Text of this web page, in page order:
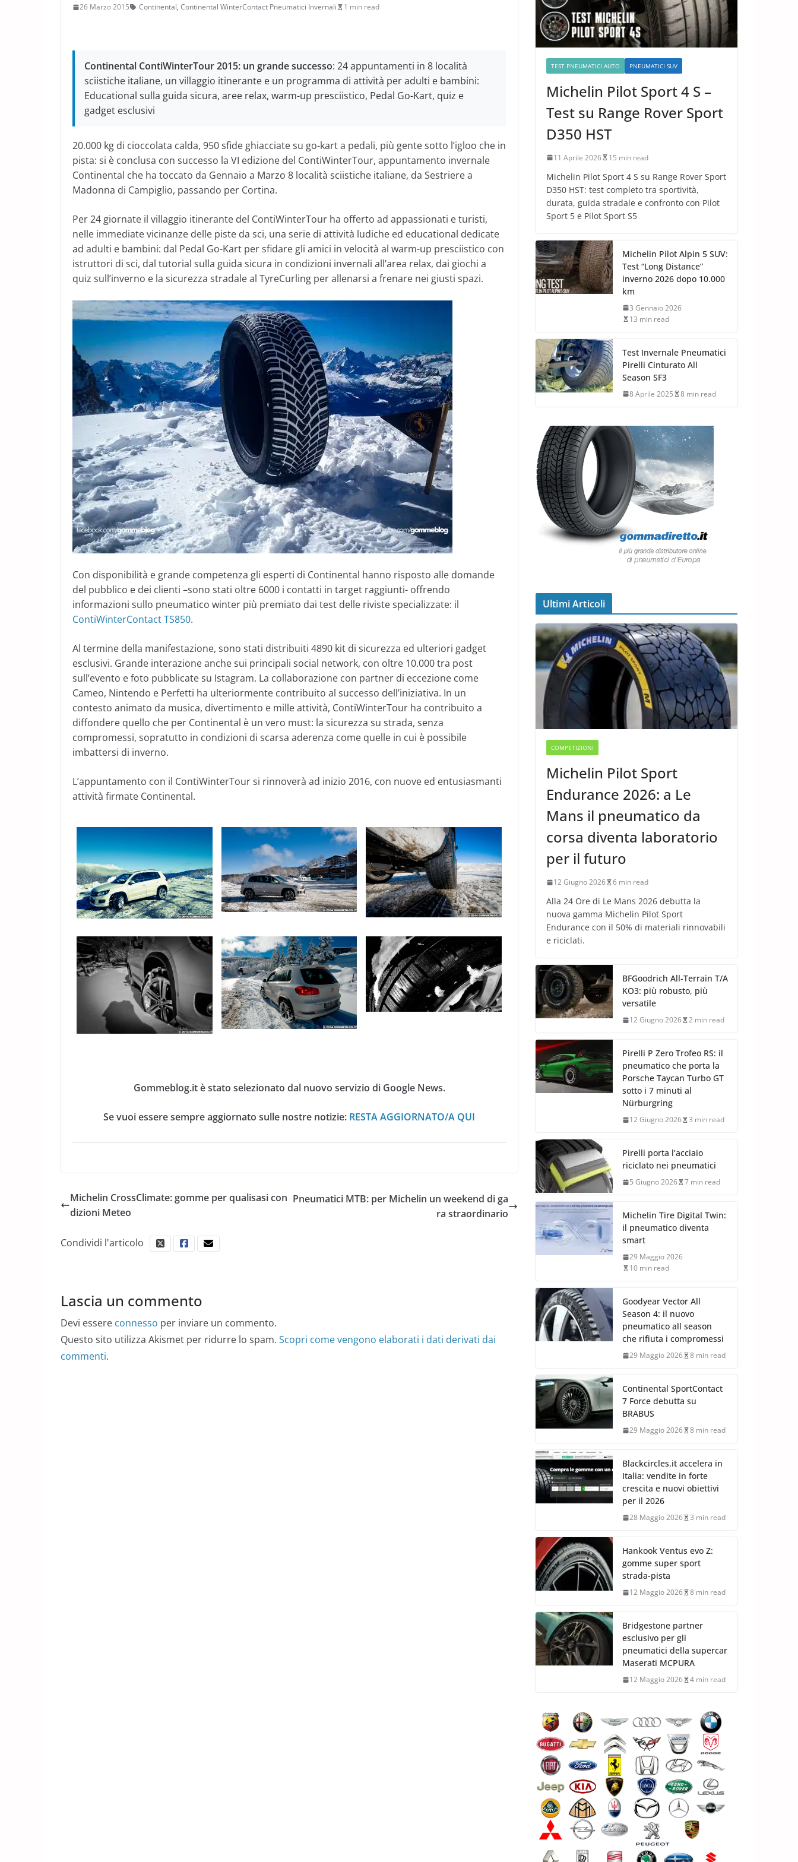
26 Marzo 2015 Continental, Continental WinterContact Pneumatici Invernali 1 min read
Continental ContiWinterTour 2015: un grande successo: 24 appuntamenti in 8 località
sciistiche italiane, un villaggio itinerante e un programma di attività per adulti e bambini:
Educational sulla guida sicura, aree relax, warm-up presciistico, Pedal Go-Kart, quiz e
gadget esclusivi
20.000 kg di cioccolata calda, 950 sfide ghiacciate su go-kart a pedali, più gente sotto l’igloo che in
pista: si è conclusa con successo la VI edizione del ContiWinterTour, appuntamento invernale
Continental che ha toccato da Gennaio a Marzo 8 località sciistiche italiane, da Sestriere a
Madonna di Campiglio, passando per Cortina.
Per 24 giornate il villaggio itinerante del ContiWinterTour ha offerto ad appassionati e turisti,
nelle immediate vicinanze delle piste da sci, una serie di attività ludiche ed educational dedicate
ad adulti e bambini: dal Pedal Go-Kart per sfidare gli amici in velocità al warm-up presciistico con
istruttori di sci, dal tutorial sulla guida sicura in condizioni invernali all’area relax, dai giochi a
quiz sull’inverno e la sicurezza stradale al TyreCurling per allenarsi a frenare nei giusti spazi.
Con disponibilità e grande competenza gli esperti di Continental hanno risposto alle domande
del pubblico e dei clienti –sono stati oltre 6000 i contatti in target raggiunti- offrendo
informazioni sullo pneumatico winter più premiato dai test delle riviste specializzate: il
ContiWinterContact TS850.
Al termine della manifestazione, sono stati distribuiti 4890 kit di sicurezza ed ulteriori gadget
esclusivi. Grande interazione anche sui principali social network, con oltre 10.000 tra post
sull’evento e foto pubblicate su Istagram. La collaborazione con partner di eccezione come
Cameo, Nintendo e Perfetti ha ulteriormente contribuito al successo dell’iniziativa. In un
contesto animato da musica, divertimento e mille attività, ContiWinterTour ha contribuito a
diffondere quello che per Continental è un vero must: la sicurezza su strada, senza
compromessi, sopratutto in condizioni di scarsa aderenza come quelle in cui è possibile
imbattersi di inverno.
L’appuntamento con il ContiWinterTour si rinnoverà ad inizio 2016, con nuove ed entusiasmanti
attività firmate Continental.
Gommeblog.it è stato selezionato dal nuovo servizio di Google News.
Se vuoi essere sempre aggiornato sulle nostre notizie: RESTA AGGIORNATO/A QUI
Michelin CrossClimate: gomme per qualisasi con
dizioni Meteo
Pneumatici MTB: per Michelin un weekend di ga
ra straordinario
Condividi l'articolo
Lascia un commento
Devi essere connesso per inviare un commento.
Questo sito utilizza Akismet per ridurre lo spam. Scopri come vengono elaborati i dati derivati dai
commenti.
TEST PNEUMATICI AUTO PNEUMATICI SUV
Michelin Pilot Sport 4 S –
Test su Range Rover Sport
D350 HST
11 Aprile 2026 15 min read
Michelin Pilot Sport 4 S su Range Rover Sport
D350 HST: test completo tra sportività,
durata, guida stradale e confronto con Pilot
Sport 5 e Pilot Sport S5
Michelin Pilot Alpin 5 SUV:
Test “Long Distance”
inverno 2026 dopo 10.000
km
3 Gennaio 2026
13 min read
Test Invernale Pneumatici
Pirelli Cinturato All
Season SF3
8 Aprile 2025 8 min read
Ultimi Articoli
COMPETIZIONI
Michelin Pilot Sport
Endurance 2026: a Le
Mans il pneumatico da
corsa diventa laboratorio
per il futuro
12 Giugno 2026 6 min read
Alla 24 Ore di Le Mans 2026 debutta la
nuova gamma Michelin Pilot Sport
Endurance con il 50% di materiali rinnovabili
e riciclati.
BFGoodrich All-Terrain T/A
KO3: più robusto, più
versatile
12 Giugno 2026 2 min read
Pirelli P Zero Trofeo RS: il
pneumatico che porta la
Porsche Taycan Turbo GT
sotto i 7 minuti al
Nürburgring
12 Giugno 2026 3 min read
Pirelli porta l’acciaio
riciclato nei pneumatici
5 Giugno 2026 7 min read
Michelin Tire Digital Twin:
il pneumatico diventa
smart
29 Maggio 2026
10 min read
Goodyear Vector All
Season 4: il nuovo
pneumatico all season
che rifiuta i compromessi
29 Maggio 2026 8 min read
Continental SportContact
7 Force debutta su
BRABUS
29 Maggio 2026 8 min read
Blackcircles.it accelera in
Italia: vendite in forte
crescita e nuovi obiettivi
per il 2026
28 Maggio 2026 3 min read
Hankook Ventus evo Z:
gomme super sport
strada-pista
12 Maggio 2026 8 min read
Bridgestone partner
esclusivo per gli
pneumatici della supercar
Maserati MCPURA
12 Maggio 2026 4 min read